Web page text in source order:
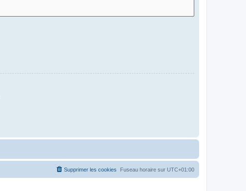
Fuseau horaire sur UTC+01:00
Supprimer les cookies